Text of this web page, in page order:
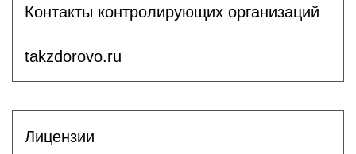
Контакты контролирующих организаций
takzdorovo.ru
Лицензии